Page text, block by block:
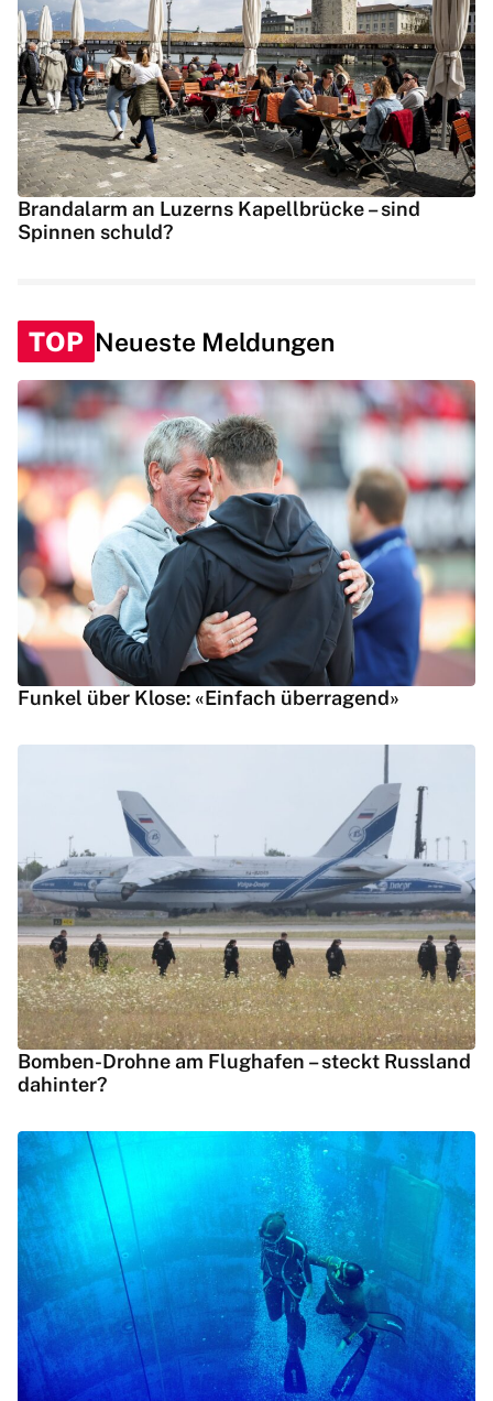
Brandalarm an Luzerns Kapellbrücke – sind
Spinnen schuld?
TOP Neueste Meldungen
Funkel über Klose: «Einfach überragend»
Bomben-Drohne am Flughafen – steckt Russland
dahinter?